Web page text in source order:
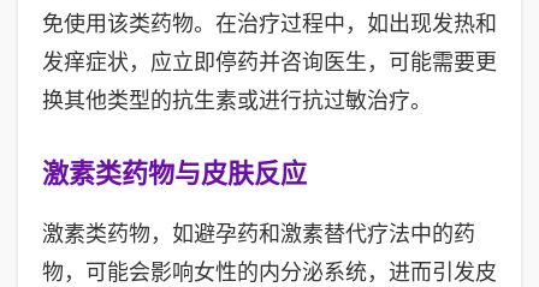
免使用该类药物。在治疗过程中，如出现发热和
发痒症状，应立即停药并咨询医生，可能需要更
换其他类型的抗生素或进行抗过敏治疗。
激素类药物与皮肤反应
激素类药物，如避孕药和激素替代疗法中的药
物，可能会影响女性的内分泌系统，进而引发皮